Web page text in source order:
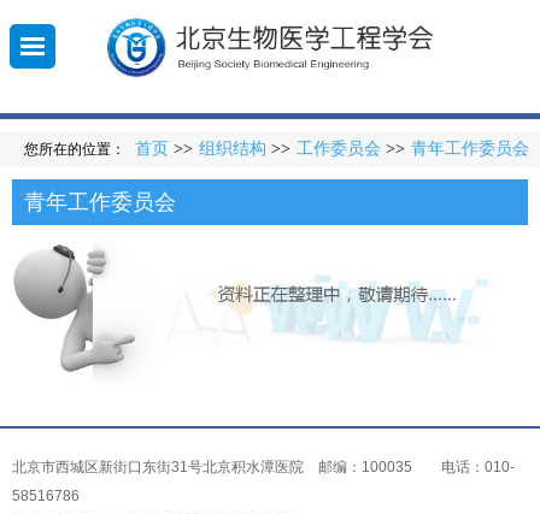
录
您所在的位置： 首页 >> 组织结构 >> 工作委员会 >> 青年工作委员会
青年工作委员会
北京市西城区新街口东街31号北京积水潭医院 邮编：100035 电话：010-
58516786